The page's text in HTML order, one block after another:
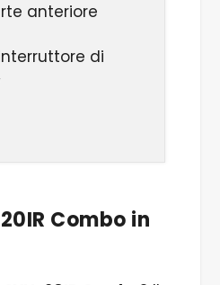
anteriore
di
Combo in